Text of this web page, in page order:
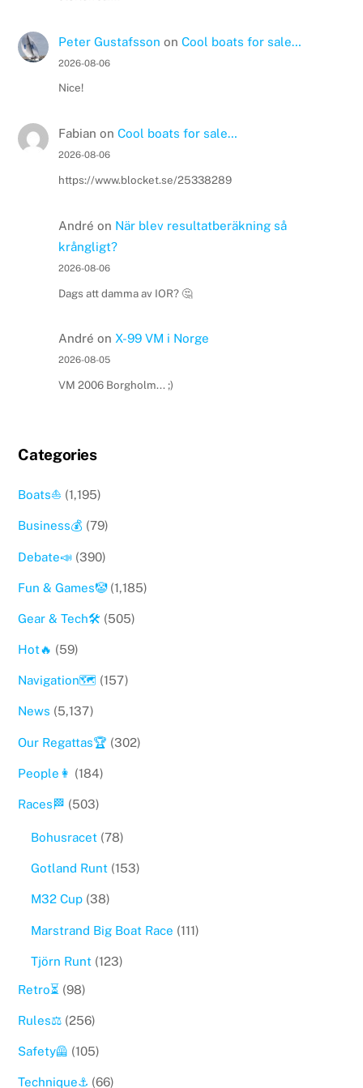
Peter Gustafsson on Cool boats for sale…
2026-08-06
Nice!
Fabian on Cool boats for sale…
2026-08-06
https://www.blocket.se/25338289
André on När blev resultatberäkning så
krångligt?
2026-08-06
Dags att damma av IOR? 🤔
André on X-99 VM i Norge
2026-08-05
VM 2006 Borgholm... ;)
Categories
Boats⛵️ (1,195)
Business💰 (79)
Debate📣 (390)
Fun & Games🤡(1,185)
Gear & Tech🛠 (505)
Hot🔥 (59)
Navigation🗺 (157)
News (5,137)
Our Regattas🏆 (302)
People👩 (184)
Races🏁 (503)
Bohusracet(78)
Gotland Runt(153)
M32 Cup(38)
Marstrand Big Boat Race (111)
Tjörn Runt(123)
Retro⏳ (98)
Rules⚖️ (256)
Safety🦺 (105)
Technique⚓️ (66)